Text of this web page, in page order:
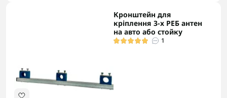
Кронштейн для
кріплення 3-х РЕБ антен
на авто або стойку
1